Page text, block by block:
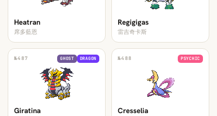
Heatran
席多藍恩
Regigigas
雷吉奇卡斯
№487 GHOST DRAGON
Giratina
№488 PSYCHIC
Cresselia